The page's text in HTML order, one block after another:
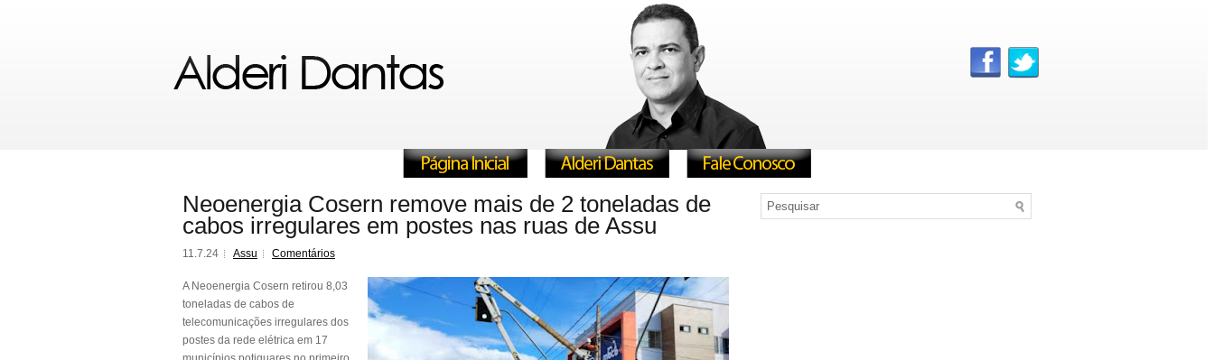
Neoenergia Cosern remove mais de 2 toneladas de
cabos irregulares em postes nas ruas de Assu
11.7.24 Assu Comentários
A Neoenergia Cosern retirou 8,03
toneladas de cabos de
telecomunicações irregulares dos
postes da rede elétrica em 17